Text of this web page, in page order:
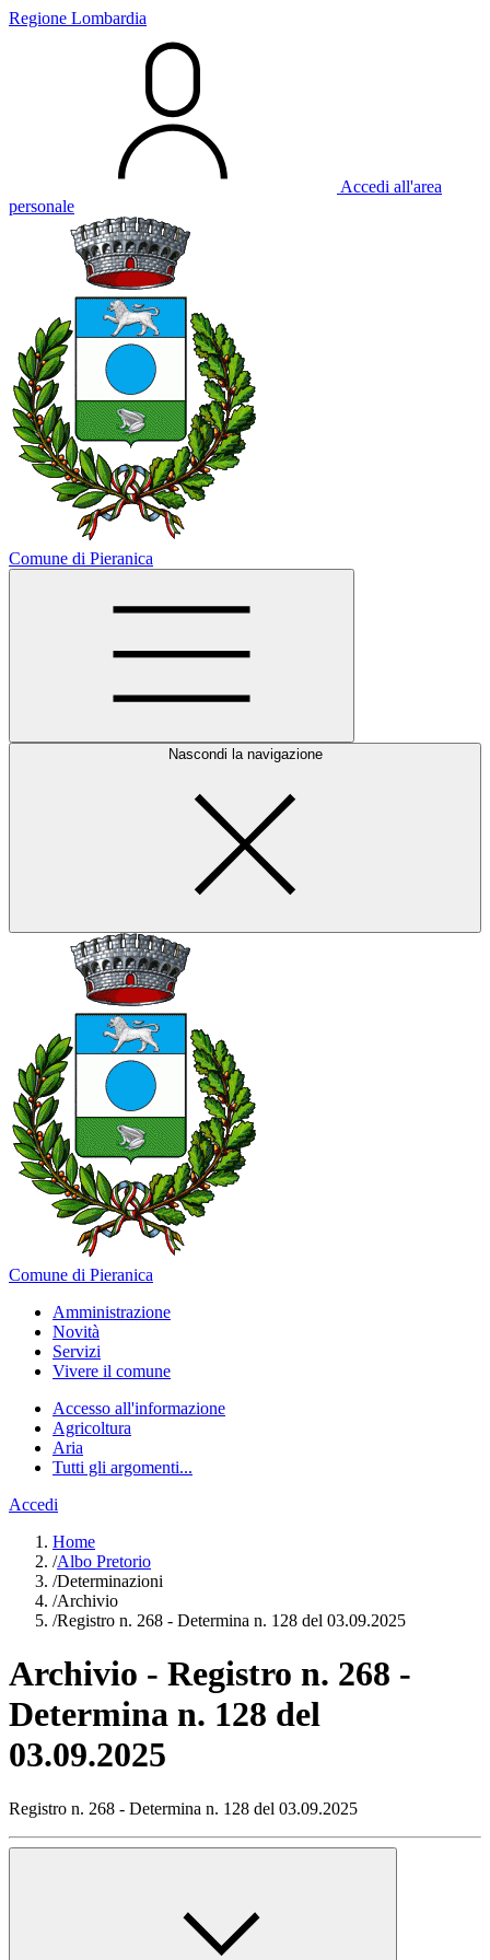
Regione Lombardia
Accedi all'area
personale
Comune di Pieranica
Nascondi la navigazione
Comune di Pieranica
Amministrazione
Novità
Servizi
Vivere il comune
Accesso all'informazione
Agricoltura
Aria
Tutti gli argomenti...
Accedi
Home
/Albo Pretorio
/Determinazioni
/Archivio
/Registro n. 268 - Determina n. 128 del 03.09.2025
Archivio - Registro n. 268 -
Determina n. 128 del
03.09.2025
Registro n. 268 - Determina n. 128 del 03.09.2025